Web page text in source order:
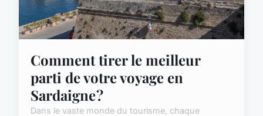
Comment tirer le meilleur
parti de votre voyage en
Sardaigne ?
Dans le vaste monde du tourisme, chaque